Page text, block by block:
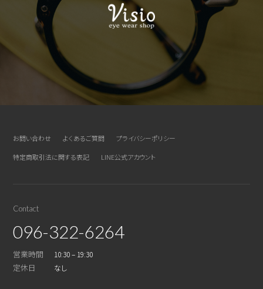
お問い合わせ よくあるご質問
プライバシーポリシー
特定商取引法に関する表記
LINE公式アカウント
Contact
096-322-6264
営業時間 10:30 – 19:30
定休日 なし